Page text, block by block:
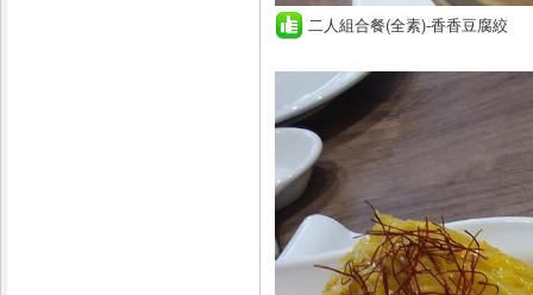
二人組合餐(全素)-香香豆腐絞